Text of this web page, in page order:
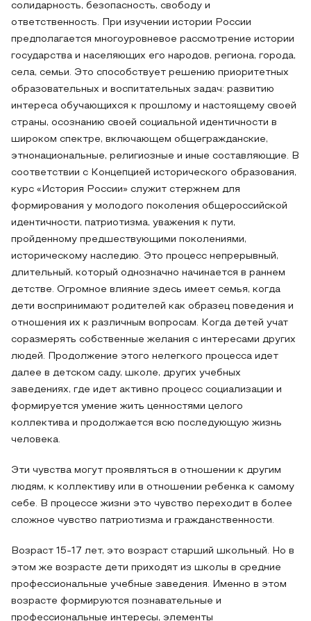
солидарность, безопасность, свободу и
ответственность. При изучении истории России
предполагается многоуровневое рассмотрение истории
государства и населяющих его народов, региона, города,
села, семьи. Это способствует решению приоритетных
образовательных и воспитательных задач: развитию
интереса обучающихся к прошлому и настоящему своей
страны, осознанию своей социальной идентичности в
широком спектре, включающем общегражданские,
этнонациональные, религиозные и иные составляющие. В
соответствии с Концепцией исторического образования,
курс «История России» служит стержнем для
формирования у молодого поколения общероссийской
идентичности, патриотизма, уважения к пути,
пройденному предшествующими поколениями,
историческому наследию. Это процесс непрерывный,
длительный, который однозначно начинается в раннем
детстве. Огромное влияние здесь имеет семья, когда
дети воспринимают родителей как образец поведения и
отношения их к различным вопросам. Когда детей учат
соразмерять собственные желания с интересами других
людей. Продолжение этого нелегкого процесса идет
далее в детском саду, школе, других учебных
заведениях, где идет активно процесс социализации и
формируется умение жить ценностями целого
коллектива и продолжается всю последующую жизнь
человека.
Эти чувства могут проявляться в отношении к другим
людям, к коллективу или в отношении ребенка к самому
себе. В процессе жизни это чувство переходит в более
сложное чувство патриотизма и гражданственности.
Возраст 15-17 лет, это возраст старший школьный. Но в
этом же возрасте дети приходят из школы в средние
профессиональные учебные заведения. Именно в этом
возрасте формируются познавательные и
профессиональные интересы, элементы